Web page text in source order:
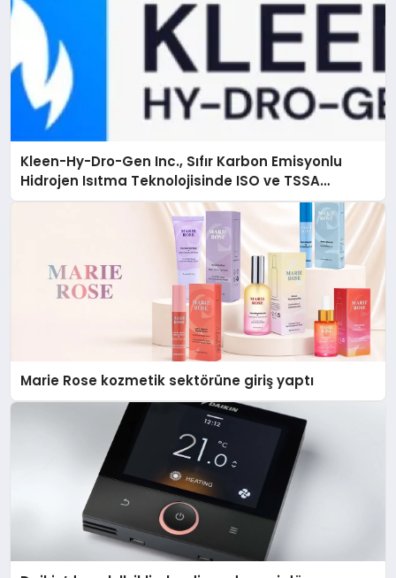
Kleen-Hy-Dro-Gen Inc., Sıfır Karbon Emisyonlu
Hidrojen Isıtma Teknolojisinde ISO ve TSSA
Düzenleyici Onaylarını Aldı
Marie Rose kozmetik sektörüne giriş yaptı